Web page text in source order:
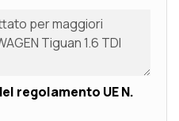
regolamento UE N.